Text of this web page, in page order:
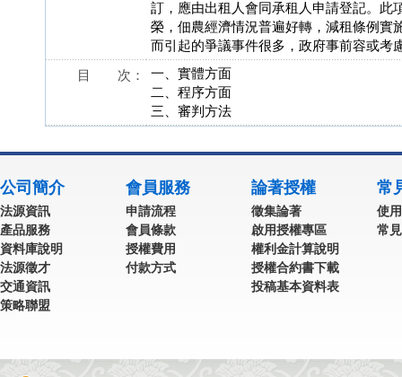
訂，應由出租人會同承租人申請登記。此
榮，佃農經濟情況普遍好轉，減租條例實
而引起的爭議事件很多，政府事前容或考
目 次：
一、實體方面
二、程序方面
三、審判方法
公司簡介
法源資訊
產品服務
資料庫說明
法源徵才
交通資訊
策略聯盟
會員服務
申請流程
會員條款
授權費用
付款方式
論著授權
徵集論著
啟用授權專區
權利金計算說明
授權合約書下載
投稿基本資料表
常
使
常